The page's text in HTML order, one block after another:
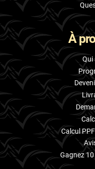
À
Qui
Calcul
Gagnez